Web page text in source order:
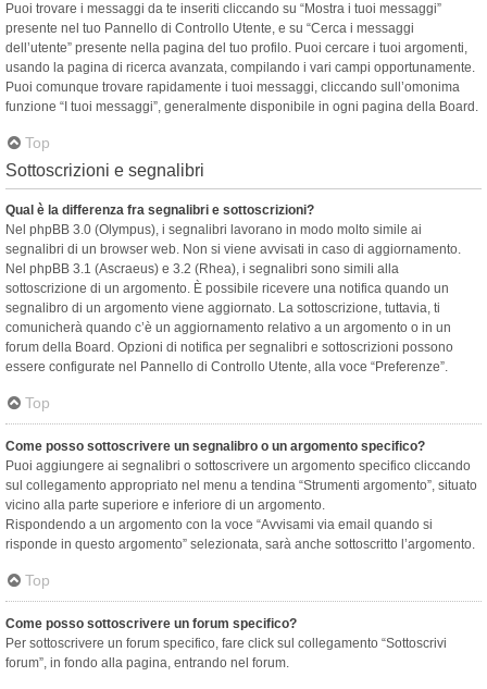
Puoi trovare i messaggi da te inseriti cliccando su “Mostra i tuoi messaggi”
presente nel tuo Pannello di Controllo Utente, e su “Cerca i messaggi
dell’utente” presente nella pagina del tuo profilo. Puoi cercare i tuoi argomenti,
usando la pagina di ricerca avanzata, compilando i vari campi opportunamente.
Puoi comunque trovare rapidamente i tuoi messaggi, cliccando sull’omonima
funzione “I tuoi messaggi”, generalmente disponibile in ogni pagina della Board.
Top
Sottoscrizioni e segnalibri
Qual è la differenza fra segnalibri e sottoscrizioni?
Nel phpBB 3.0 (Olympus), i segnalibri lavorano in modo molto simile ai
segnalibri di un browser web. Non si viene avvisati in caso di aggiornamento.
Nel phpBB 3.1 (Ascraeus) e 3.2 (Rhea), i segnalibri sono simili alla
sottoscrizione di un argomento. È possibile ricevere una notifica quando un
segnalibro di un argomento viene aggiornato. La sottoscrizione, tuttavia, ti
comunicherà quando c’è un aggiornamento relativo a un argomento o in un
forum della Board. Opzioni di notifica per segnalibri e sottoscrizioni possono
essere configurate nel Pannello di Controllo Utente, alla voce “Preferenze”.
Top
Come posso sottoscrivere un segnalibro o un argomento specifico?
Puoi aggiungere ai segnalibri o sottoscrivere un argomento specifico cliccando
sul collegamento appropriato nel menu a tendina “Strumenti argomento”, situato
vicino alla parte superiore e inferiore di un argomento.
Rispondendo a un argomento con la voce “Avvisami via email quando si
risponde in questo argomento” selezionata, sarà anche sottoscritto l’argomento.
Top
Come posso sottoscrivere un forum specifico?
Per sottoscrivere un forum specifico, fare click sul collegamento “Sottoscrivi
forum”, in fondo alla pagina, entrando nel forum.